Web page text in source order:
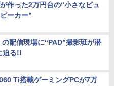
作った2万円台の“小さなピュ
ーカー”
の配信現場に“PAD”撮影班が潜
迫る!!
Ti搭載ゲーミングPCが7万